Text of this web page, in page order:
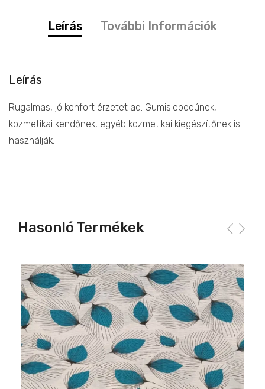
Leírás További Információk
Leírás
Rugalmas, jó konfort érzetet ad. Gumislepedúnek,
kozmetikai kendőnek, egyéb kozmetikai kiegészítőnek is
használják.
Hasonló Termékek